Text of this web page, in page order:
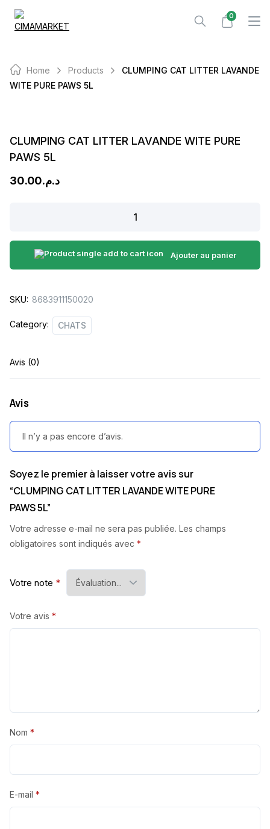
Skip
0
Home Products
CLUMPING CAT LITTER LAVANDE
WITE PURE PAWS 5L
CLUMPING CAT LITTER LAVANDE WITE PURE
PAWS 5L
د.م.30.00
LITTER
LAVANDE
WITE
PAWS
quantity
Ajouter au panier
SKU: 8683911150020
Category: CHATS
Avis (0)
Avis
Il n’y a pas encore d’avis.
Soyez le premier à laisser votre avis sur
“CLUMPING CAT LITTER LAVANDE WITE PURE
PAWS 5L”
Votre adresse e-mail ne sera pas publiée. Les champs
obligatoires sont indiqués avec *
Votre note *
Votre avis *
Nom *
E-mail *